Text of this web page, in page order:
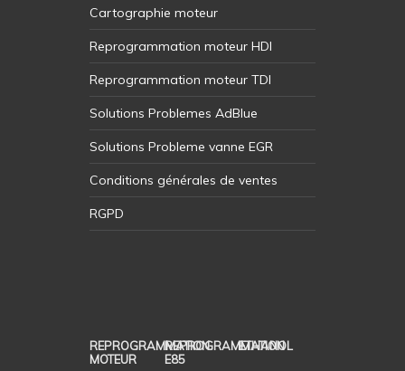
Cartographie moteur
Reprogrammation moteur HDI
Reprogrammation moteur TDI
Solutions Problemes AdBlue
Solutions Probleme vanne EGR
Conditions générales de ventes
RGPD
REPROGRAMMATION
MOTEUR
REPROGRAMMATION
E85
ETHANOL